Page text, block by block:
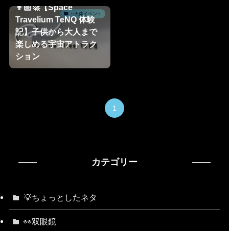
✨天体イベント
👨🏻‍🚀【Space
Travelium TeNQ 体験
記】子供から大人まで
楽しめる宇宙アトラク
ション
1
カテゴリー
💡ちょっとしたネタ
👀双眼鏡